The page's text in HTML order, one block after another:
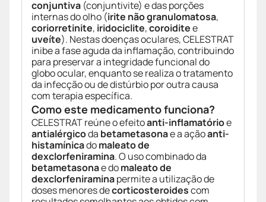
conjuntiva (conjuntivite) e das porções
internas do olho (irite não granulomatosa,
coriorretinite, iridociclite,coroiditee
uveíte). Nestas doenças oculares, CELESTRAT
inibe a fase aguda da inflamação, contribuindo
para preservar a integridade funcional do
globo ocular, enquanto se realiza o tratamento
da infecção ou de distúrbio por outra causa
com terapia específica.
Como este medicamento funciona?
CELESTRAT reúne o efeitoanti-inflamatórioe
antialérgicoda betametasonae a açãoanti-
histamínicadomaleato de
dexclorfeniramina. O uso combinado da
betametasonae domaleato de
dexclorfeniraminapermite a utilização de
doses menores decorticosteroidescom